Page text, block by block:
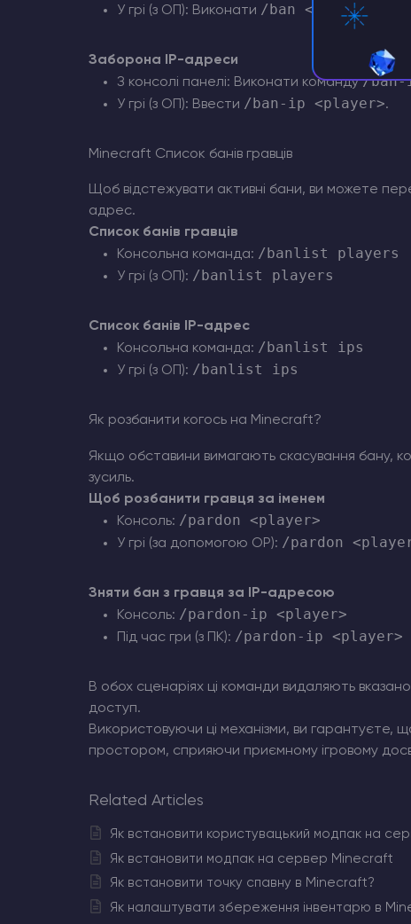
У грі (з ОП): Виконати /ban <player>
Заборона IP-адреси
З консолі панелі: Виконати команду/ban-
У грі (з ОП): Ввести /ban-ip <player>.
Minecraft Список банів гравців
Щоб відстежувати активні бани, ви можете
адрес.
Список банів гравців
Консольна команда: /banlist players
У грі (з ОП): /banlist players
Список банів IP-адрес
Консольна команда: /banlist ips
У грі (з ОП): /banlist ips
Як розбанити когось на Minecraft?
Якщо обставини вимагають скасування бану,
зусиль.
Щоб розбанити гравця за іменем
Консоль: /pardon <player>
У грі (за допомогою OP): /pardon
Зняти бан з гравця за IP-адресою
Консоль: /pardon-ip <player>
Під час гри (з ПК): /pardon-ip <player>
В обох сценаріях ці команди видаляють
доступ.
Використовуючи ці механізми, ви
простором, сприяючи приємному ігровому
Related Articles
Як встановити користувацький модпак на
Як встановити модпак на сервер Minecraft
Як встановити точку спавну в Minecraft?
Як налаштувати збереження інвентарю в